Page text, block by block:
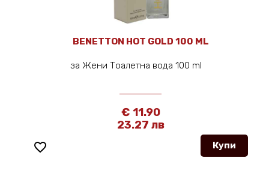
favorite_border
BENETTON HOT GOLD 100 ML
за Жени Тоалетна вода 100 ml
€ 11.90
23.27 лв
Купи